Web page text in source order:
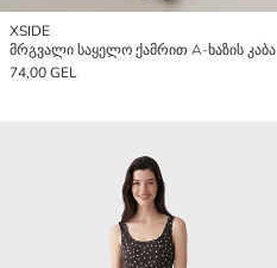
XSIDE
მრგვალი საყელო ქამრით A-ხაზის კაბა
74,00 GEL